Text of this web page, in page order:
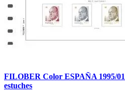
FILOBER Color ESPAÑA 1995/
estuches